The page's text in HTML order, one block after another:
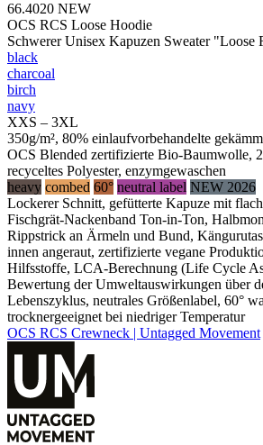
66.4020 NEW
OCS RCS Loose Hoodie
Schwerer Unisex Kapuzen Sweater "Loose
black
charcoal
birch
navy
XXS – 3XL
350g/m², 80% einlaufvorbehandelte
OCS Blended zertifizierte Bio-Baumwolle,
recyceltes Polyester, enzymgewaschen
heavy combed 60° neutral label NEW 2026
Lockerer Schnitt, gefütterte Kapuze mit
Fischgrät-Nackenband Ton-in-Ton,
Rippstrick an Ärmeln und Bund,
innen angeraut, zertifizierte vegane
Hilfsstoffe, LCA-Berechnung (Life Cycle
Bewertung der Umweltauswirkungen über
Lebenszyklus, neutrales Größenlabel, 60°
trocknergeeignet bei niedriger Temperatur
OCS RCS Crewneck | Untagged Movement